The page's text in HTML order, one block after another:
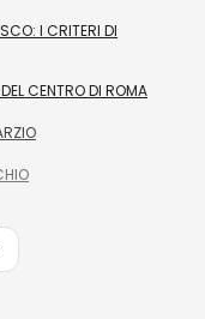
I CRITERI DI
CENTRO DI ROMA